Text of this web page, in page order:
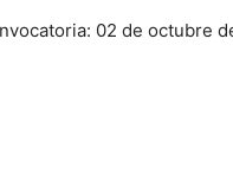
02 de octubre